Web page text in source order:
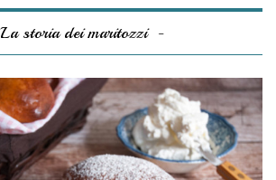
La storia dei maritozzi